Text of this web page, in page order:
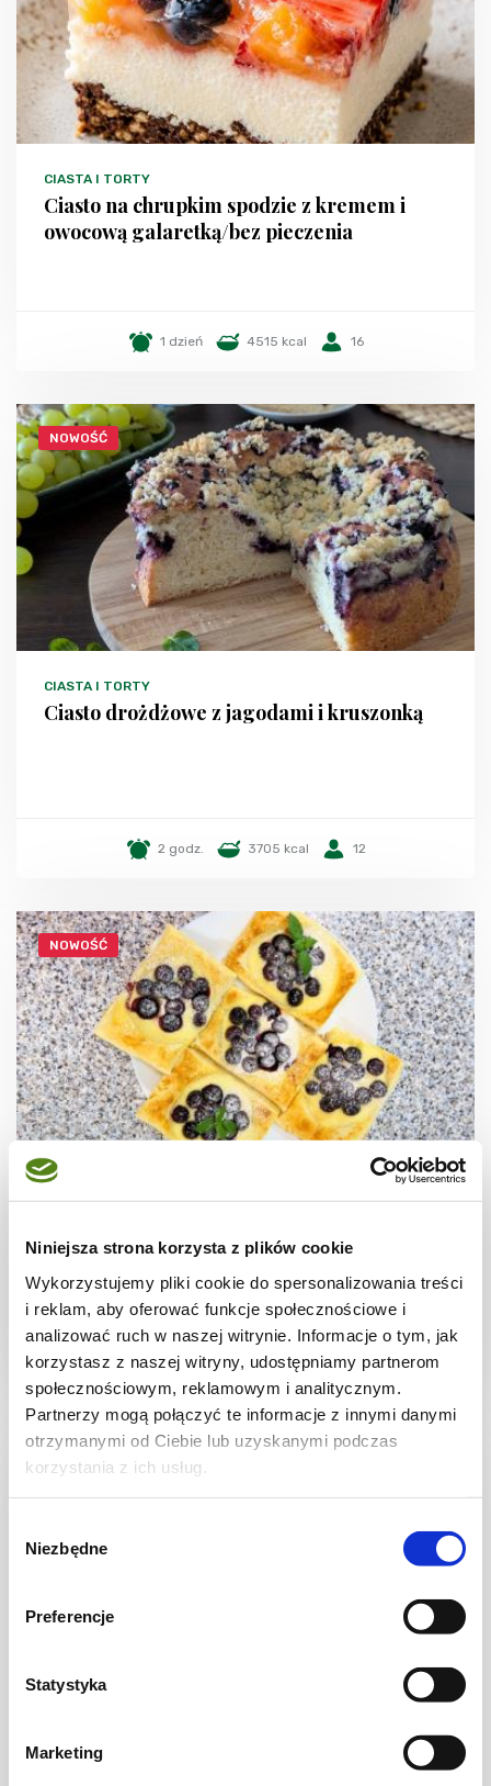
Niniejsza strona korzysta z plików cookie
Wykorzystujemy pliki cookie do spersonalizowania treści
i reklam, aby oferować funkcje społecznościowe i
analizować ruch w naszej witrynie. Informacje o tym, jak
korzystasz z naszej witryny, udostępniamy partnerom
społecznościowym, reklamowym i analitycznym.
Partnerzy mogą połączyć te informacje z innymi danymi
otrzymanymi od Ciebie lub uzyskanymi podczas
korzystania z ich usług.
zgody
Niezbędne
Preferencje
Statystyka
Marketing
CIASTA I TORTY
Ciasto na chrupkim spodzie z kremem i
owocową galaretką/bez pieczenia
1 dzień 4515 kcal 16
NOWOŚĆ
CIASTA I TORTY
Ciasto drożdżowe z jagodami i kruszonką
2 godz. 3705 kcal 12
NOWOŚĆ
30 min. 1531 kcal 8
Ciasto warstwowe z kremem i malinową